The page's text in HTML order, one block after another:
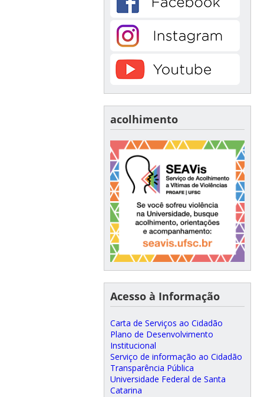
acolhimento
Acesso à Informação
Carta de Serviços ao Cidadão
Plano de Desenvolvimento
Institucional
Serviço de informação ao Cidadão
Transparência Pública
Universidade Federal de Santa
Catarina